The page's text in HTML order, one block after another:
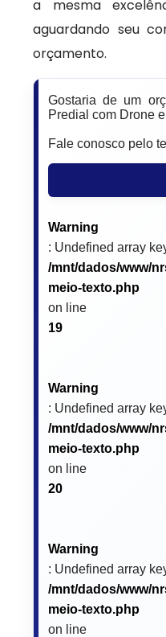
a mesma
aguardando seu
orçamento.
Gostaria de um
Predial com Drone
Fale conosco pelo
Warning
: Undefined array
/mnt/dados/www/
meio-texto.php
on line
19
Warning
: Undefined array
/mnt/dados/www/
meio-texto.php
on line
20
Warning
: Undefined array
/mnt/dados/www/
meio-texto.php
on line